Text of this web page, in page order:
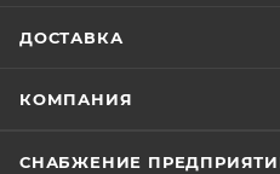
ДОСТАВКА
КОМПАНИЯ
СНАБЖЕНИЕ